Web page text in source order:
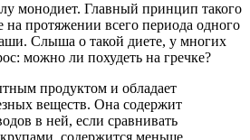
монодиет. Главный принцип такого
на протяжении всего периода одного
Слыша о такой диете, у многих
можно ли похудеть на гречке?
продуктом и обладает
веществ. Она содержит
в ней, если сравнивать